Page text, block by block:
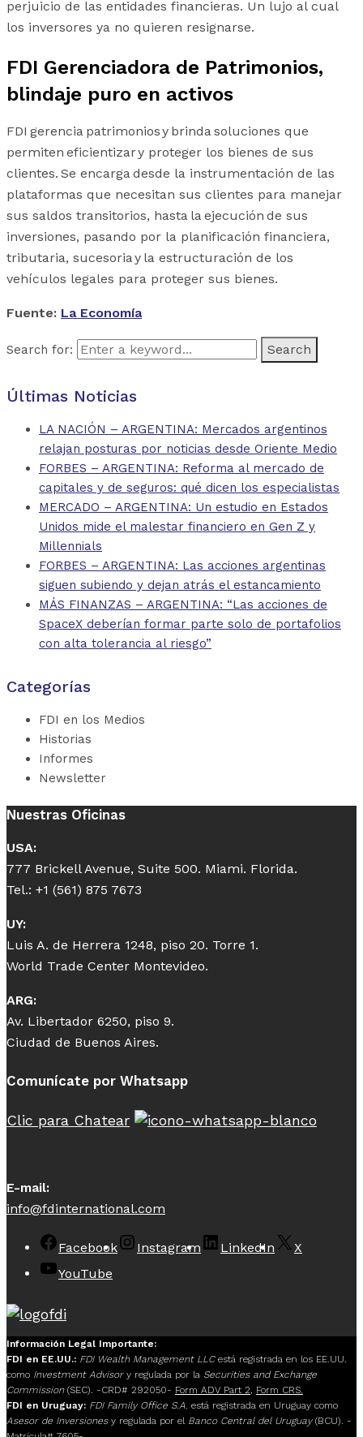
perjuicio de las entidades financieras. Un lujo al cual
los inversores ya no quieren resignarse.
FDI Gerenciadora de Patrimonios,
blindaje puro en activos
FDI gerencia patrimonios y brinda soluciones que
permiten eficientizar y proteger los bienes de sus
clientes. Se encarga desde la instrumentación de las
plataformas que necesitan sus clientes para manejar
sus saldos transitorios, hasta la ejecución de sus
inversiones, pasando por la planificación financiera,
tributaria, sucesoria y la estructuración de los
vehículos legales para proteger sus bienes.
Fuente: La Economía
Search for:
Últimas Noticias
LA NACIÓN – ARGENTINA: Mercados argentinos
relajan posturas por noticias desde Oriente Medio
FORBES – ARGENTINA: Reforma al mercado de
capitales y de seguros: qué dicen los especialistas
MERCADO – ARGENTINA: Un estudio en Estados
Unidos mide el malestar financiero en Gen Z y
Millennials
FORBES – ARGENTINA: Las acciones argentinas
siguen subiendo y dejan atrás el estancamiento
MÁS FINANZAS – ARGENTINA: “Las acciones de
SpaceX deberían formar parte solo de portafolios
con alta tolerancia al riesgo”
Categorías
FDI en los Medios
Historias
Informes
Newsletter
Nuestras Oficinas
USA:
777 Brickell Avenue, Suite 500. Miami. Florida.
Tel.: +1 (561) 875 7673
UY:
Luis A. de Herrera 1248, piso 20. Torre 1.
World Trade Center Montevideo.
ARG:
Av. Libertador 6250, piso 9.
Ciudad de Buenos Aires.
Comunícate por Whatsapp
Clic para Chatear
E-mail:
info@fdinternational.com
Facebook Instagram LinkedIn
X
YouTube
Información Legal Importante:
FDI en EE.UU.: FDI Wealth Management LLCestá registrada en los EE.UU.
como Investment Advisory regulada por la Securities and Exchange
Commission(SEC). -CRD# 292050- Form ADV Part 2
Form CRS.
FDI en Uruguay: FDI Family Office S.A. está registrada en Uruguay como
Asesor de Inversionesy regulada por el Banco Central del Uruguay(BCU). -